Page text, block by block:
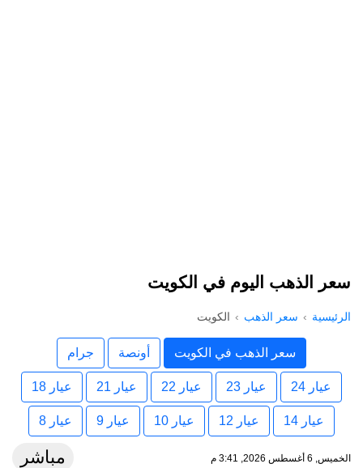
سعر الذهب اليوم في الكويت
الرئيسية سعر الذهب الكويت
سعر الذهب في الكويت أونصة جرام
عيار 24 عيار 23 عيار 22 عيار 21 عيار 18
عيار 14 عيار 12 عيار 10 عيار 9 عيار 8
الخميس, 6 أغسطس 2026, 3:41 م مباشر